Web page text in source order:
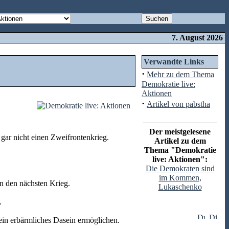
7. August 2026
nicht einen Zweifrontenkrieg.
den nächsten Krieg.
erbärmliches Dasein ermöglichen.
Verwandte Links
· Mehr zu dem Thema
Demokratie live:
Aktionen
· Artikel von pabstha
Der meistgelesene
Artikel zu dem
Thema "Demokratie
live: Aktionen":
Die Demokraten sind
im Kommen,
Lukaschenko